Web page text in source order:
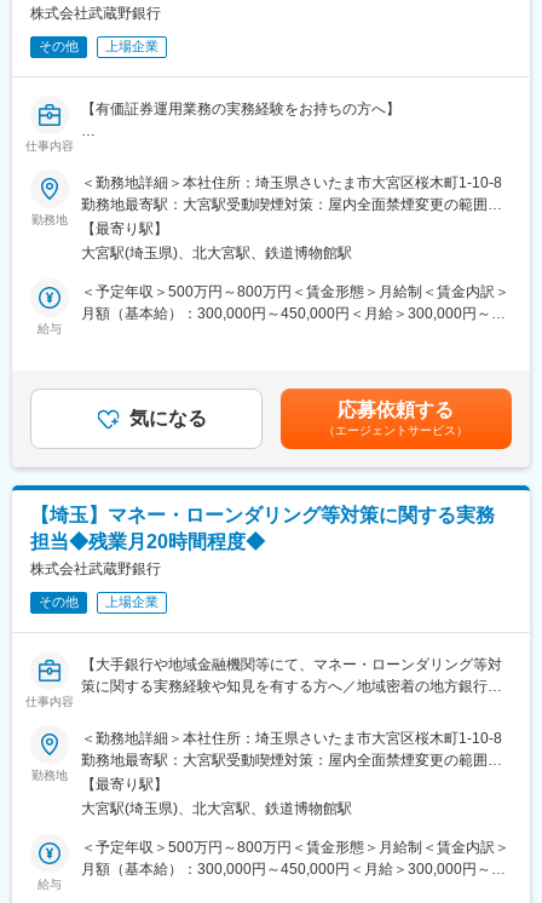
〇ライフプラザ領域
き等の顧客対応業務。
〇個人保険事務領域
等に関する事務処理手続きや手続きに伴うお客様からの照会対応
や営業担当者のサポート業務。
売方法を教育する等のサポート業務。
〇企業保険事務領域
企業向け保険の新規契約書類の事務処理や、契約後のアフター
サービス。企業からの照会対応や、営業担当者のサポート業務。
※配置転換により職務の変更の可能性があります。
今までのご経験は問いませんので、ご応募をお待ちしておりま
す。
変更の範囲：会社の定める業務
2024-3350G
変更の範囲：会社の定める業務
株式会社武蔵野銀行
その他 上場企業
仕事内容
【有価証券運用業務の実務経験をお持ちの方へ】
＜マルチアセットの運用・トレーディング＞
・国債、地方債、社債などの伝統的な円貨・外貨建て債券運用
・株式、投資信託（J-REIT、オルタナティブ資産等）への機動的
な投資実行とリスクコントリール
＜ポートフォリオの管理および運用計画の策定＞
・市場のボラリティを踏まえた中長期的な運用シナリオの構築
・各アセットクラスの配分（アセットアロケーション）の最適化
＜資金繰り・ALM連動および新規投資手法の企画＞
・日々の円貨・外貨の資金繰り状況の把握と市場からの調達・運
用コントロール
・先入観にとらわれない柔軟な発想での新たな投資対象（ESG投
資や新ファンド）のデューデリジェンスおよびスキーム構築
■組織構成
■雇用形態について
※1年後に正行員登用を想定。ただし評価等により変わる可能性有
り。
契約更新：有
契約更新の判断：勤務実績・勤務態度・健康状態による。
更新上限：有（1年0ヶ月）
武蔵野銀行は創業74年の地方銀行です。2023年4月には長期ビジ
ョン「MCP（Musashino mirai-Creation Plan）」を策定し、「地
勤務地
＜勤務地詳細＞本社住所：埼玉県さいたま市大宮区桜木町1-10-8
勤務地最寄駅：大宮駅受動喫煙対策：屋内全面禁煙変更の範囲：
会社の定める事業所
【最寄り駅】
大宮駅(埼玉県)、北大宮駅、鉄道博物館駅
給与
＜予定年収＞500万円～800万円＜賃金形態＞月給制＜賃金内訳＞
月額（基本給）：300,000円～450,000円＜月給＞300,000円～
気になる 応募依頼する
（エージェントサービス）
【埼玉】マネー・ローンダリング等対策に関する実務
担当◆残業月20時間程度◆
株式会社武蔵野銀行
その他 上場企業
仕事内容
【大手銀行や地域金融機関等にて、マネー・ローンダリング等対
策に関する実務経験や知見を有する方へ／地域密着の地方銀行】
■業務内容
・リスク評価書の作成：当行が直面するマネロンリスクを特定
し、自行への影響度を評価した「リスク評価書」を作成・更新。
・取引モニタリング：日々の入出金や振込等の取引や、インター
ネットバンキングのアクセス状況から不審な点を検知。
・疑わしい取引の分析：疑わしい取引に関する様々なデータ収
集・分析により新たな対応策を実施。
・有効性検証：自行のマネロン等対策が適切に実施されているこ
勤務地
＜勤務地詳細＞本社住所：埼玉県さいたま市大宮区桜木町1-10-8
勤務地最寄駅：大宮駅受動喫煙対策：屋内全面禁煙変更の範囲：
会社の定める事業所
【最寄り駅】
大宮駅(埼玉県)、北大宮駅、鉄道博物館駅
給与
＜予定年収＞500万円～800万円＜賃金形態＞月給制＜賃金内訳＞
月額（基本給）：300,000円～450,000円＜月給＞300,000円～